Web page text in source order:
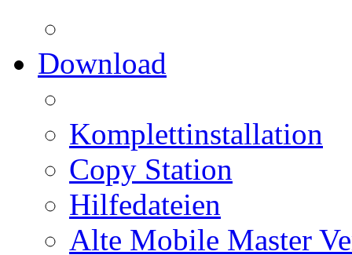
Download
Komplettinstallation
Copy Station
Hilfedateien
Alte Mobile Master